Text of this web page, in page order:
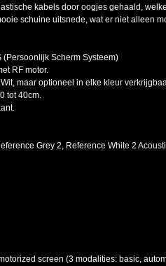
kabels door oogjes gehaald,
schuine uitsnede, wat er niet alleen
Scherm Systeem)
RF motor.
maar optioneel in elke kleur
tot 40cm.
Grey 2, Reference White 2
screen (3 modalities: basic,